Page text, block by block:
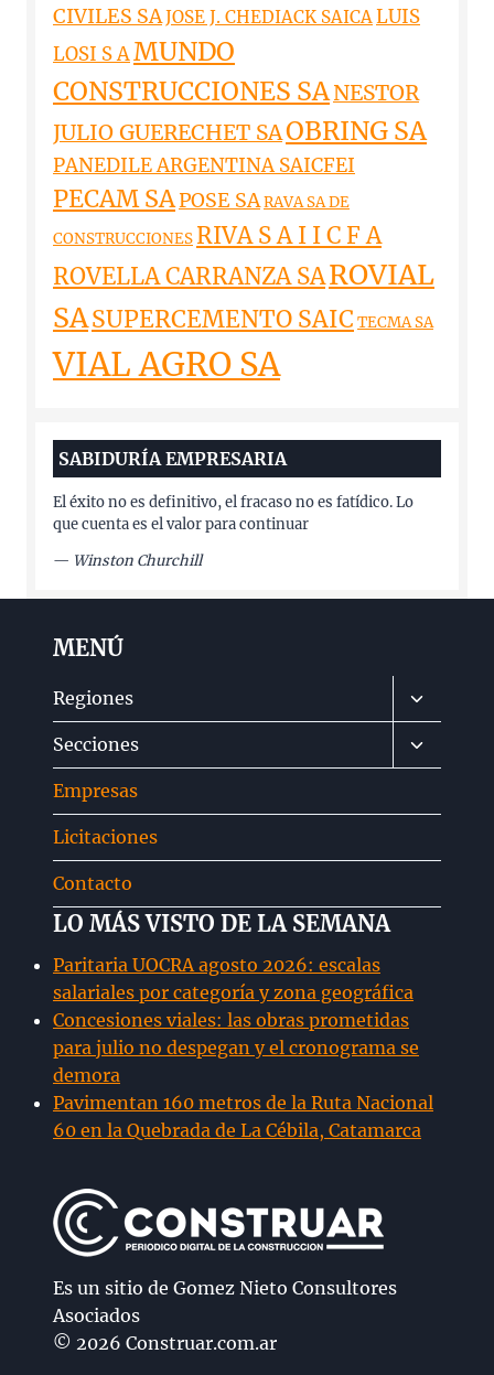
CIVILES SAJOSE J. CHEDIACK SAICALUIS
LOSI S AMUNDO
CONSTRUCCIONES SANESTOR
JULIO GUERECHET SAOBRING SA
PANEDILE ARGENTINA SAICFEI
PECAM SAPOSE SARAVA SA DE
CONSTRUCCIONES RIVA S A I I C F A
ROVELLA CARRANZA SAROVIAL
SASUPERCEMENTO SAIC TECMA SA
VIAL AGRO SA
SABIDURÍA EMPRESARIA
El éxito no es definitivo, el fracaso no es fatídico. Lo
que cuenta es el valor para continuar
— Winston Churchill
MENÚ
Regiones
Alternar
menú
hijo
Secciones
Alternar
menú
Empresas
Licitaciones
Contacto
LO MÁS VISTO DE LA SEMANA
Paritaria UOCRA agosto 2026: escalas
salariales por categoría y zona geográfica
Concesiones viales: las obras prometidas
para julio no despegan y el cronograma se
demora
Pavimentan 160 metros de la Ruta Nacional
60 en la Quebrada de La Cébila, Catamarca
Es un sitio de Gomez Nieto Consultores
Asociados
© 2026 Construar.com.ar